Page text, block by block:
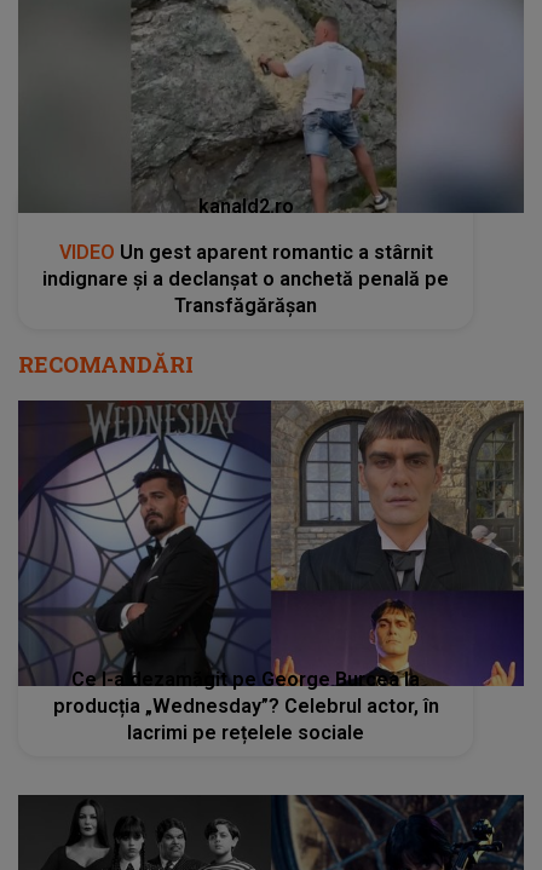
kanald2.ro
VIDEO Un gest aparent romantic a stârnit
indignare și a declanșat o anchetă penală pe
Transfăgărășan
RECOMANDĂRI
Ce l-a dezamăgit pe George Burcea la
producția „Wednesday”? Celebrul actor, în
lacrimi pe rețelele sociale